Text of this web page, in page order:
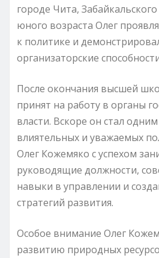
городе Чита,
юного возраста Олег
к политике и
организаторские
После окончания высшей
принят на работу в органы
власти. Вскоре он стал
влиятельных и уважаемых
Олег Кожемяко с успехом
руководящие должности,
навыки в управлении и
стратегий развития.
Особое внимание Олег
развитию природных